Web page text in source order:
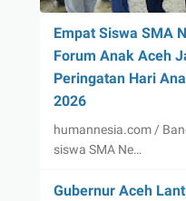
Empat Siswa SMA
Forum Anak Aceh
Peringatan Hari
2026
humannesia.com /
siswa SMA Ne…
Gubernur Aceh